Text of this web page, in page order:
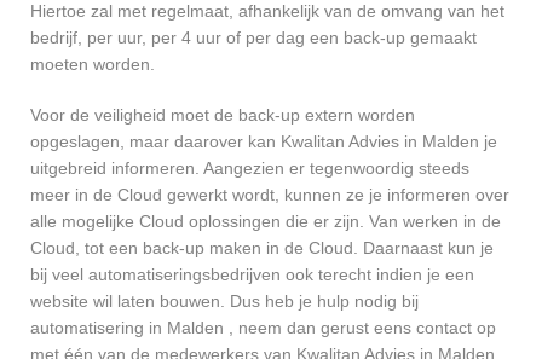
Hiertoe zal met regelmaat, afhankelijk van de omvang van het
bedrijf, per uur, per 4 uur of per dag een back-up gemaakt
moeten worden.
Voor de veiligheid moet de back-up extern worden
opgeslagen, maar daarover kan Kwalitan Advies in Malden je
uitgebreid informeren. Aangezien er tegenwoordig steeds
meer in de Cloud gewerkt wordt, kunnen ze je informeren over
alle mogelijke Cloud oplossingen die er zijn. Van werken in de
Cloud, tot een back-up maken in de Cloud. Daarnaast kun je
bij veel automatiseringsbedrijven ook terecht indien je een
website wil laten bouwen. Dus heb je hulp nodig bij
automatisering in Malden , neem dan gerust eens contact op
met één van de medewerkers van Kwalitan Advies in Malden.